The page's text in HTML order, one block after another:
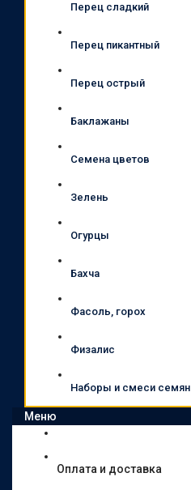
Перец сладкий
Перец пикантный
Перец острый
Баклажаны
Семена цветов
Зелень
Огурцы
Бахча
Фасоль, горох
Физалис
Наборы и смеси семян
Меню
Оплата и доставка